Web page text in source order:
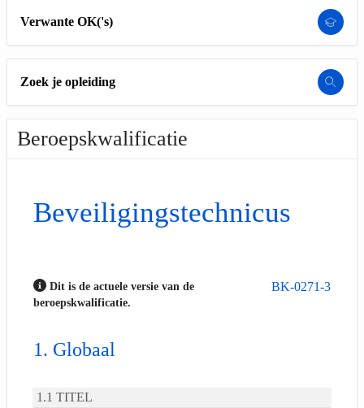
Verwante OK('s)
Zoek je opleiding
Beroepskwalificatie
Beveiligingstechnicus
BK-0271-3
Dit is de actuele versie van de
beroepskwalificatie.
Globaal
TITEL